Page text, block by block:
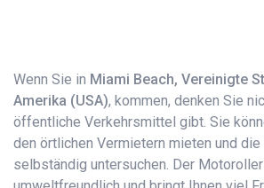
Wenn Sie in Miami Beach, Vereinigte
Amerika (USA), kommen, denken Sie
öffentliche Verkehrsmittel gibt. Sie
den örtlichen Vermietern mieten und die
selbständig untersuchen. Der